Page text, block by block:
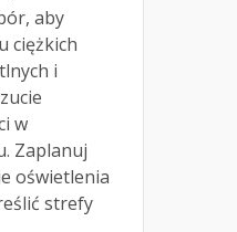
aby
ciężkich
i
w
Zaplanuj
oświetlenia
strefy